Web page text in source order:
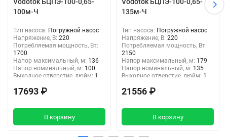
Vodotok БЦПЭ-100-0,65-
100м-Ч
Тип насоса: Погружной насос
Напряжение, В: 220
Потребляемая мощность, Вт:
1700
Напор максимальный, м: 136
Напор номинальный, м: 100
Выходное отверстие, дюйм: 1
Тип подключения:
17693 ₽
В корзину
Vodotok БЦПЭ-100-0,65-
135м-Ч
Тип насоса: Погружной насос
Напряжение, В: 220
Потребляемая мощность, Вт:
2150
Напор максимальный, м: 179
Напор номинальный, м: 135
Выходное отверстие, дюйм: 1
Тип подключения:
21556 ₽
В корзину